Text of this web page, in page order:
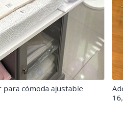
cómoda ajustable